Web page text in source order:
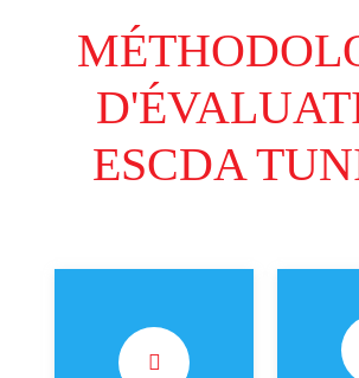
ESCDA
finale) Le client
mystère appelle le
service client,